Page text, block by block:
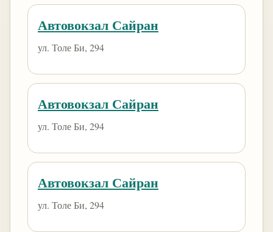
Автовокзал Сайран
ул. Толе Би, 294
Автовокзал Сайран
ул. Толе Би, 294
Автовокзал Сайран
ул. Толе Би, 294